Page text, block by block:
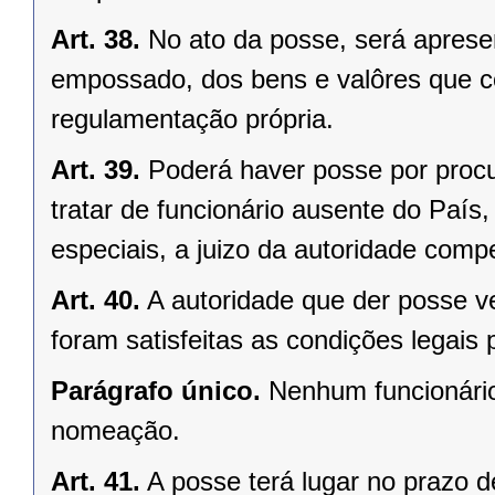
Art. 38. No ato da posse, será
empossado, dos bens e valôres que
regulamentação própria.
Art. 39. Poderá haver posse por
tratar de funcionário ausente do
especiais, a juizo da autoridade
Art. 40. A autoridade que der posse
foram satisfeitas as condições legais
Parágrafo único. Nenhum
nomeação.
Art. 41. A posse terá lugar no prazo